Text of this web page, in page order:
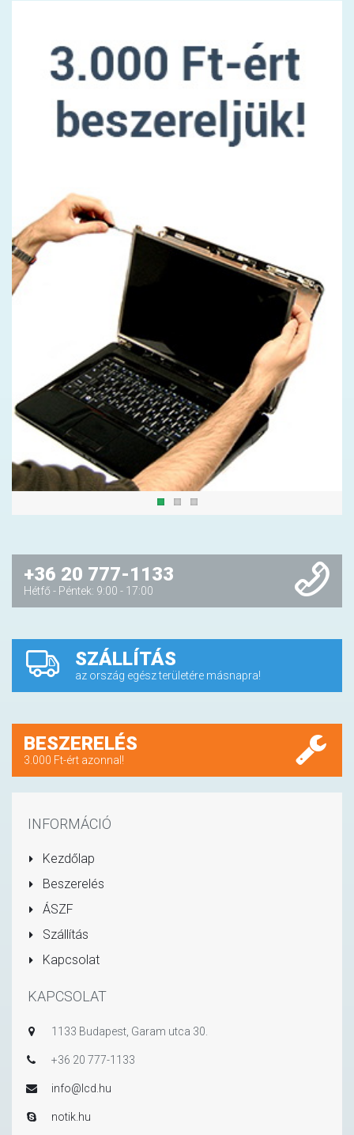
+36 20 777-1133
Hétfő - Péntek: 9:00 - 17:00
SZÁLLÍTÁS
az ország egész területére másnapra!
BESZERELÉS
3.000 Ft-ért azonnal!
INFORMÁCIÓ
Kezdőlap
Beszerelés
ÁSZF
Szállítás
Kapcsolat
KAPCSOLAT
1133 Budapest, Garam utca 30.
+36 20 777-1133
info@lcd.hu
notik.hu